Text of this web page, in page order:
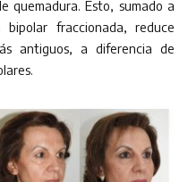
quemadura. Esto, sumado a
fraccionada, reduce
antiguos, a diferencia de